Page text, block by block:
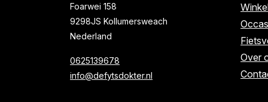
Foarwei 158
9298JS Kollumersweach
Nederland
0625139678
info@defytsdokter.nl
Over